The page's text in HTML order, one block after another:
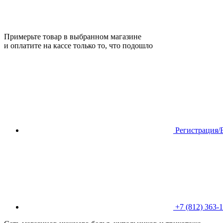
Примерьте товар в выбранном магазине
и оплатите на кассе только то, что подошло
Регистрация/
+7 (812) 363-